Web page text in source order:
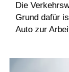
Die
Grund dafür
Auto zur